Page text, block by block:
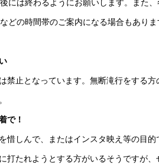
には終わるようにお願いします。また
どの時間帯のご案内になる場合もあり
禁止となっています。無断滝行をする
で！
惜しんで、またはインスタ映え等の目
打たれようとする方がいるそうですが